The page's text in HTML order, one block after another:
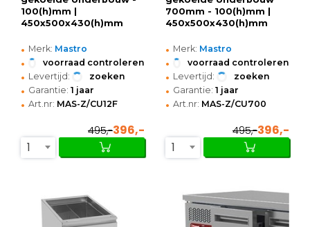
100(h)mm |
450x500x430(h)mm
• Merk: Mastro
• voorraad controleren
• Levertijd: zoeken
• Garantie: 1 jaar
• Art.nr: MAS-Z/CU12F
495,-396,-
1
700mm - 100(h)mm |
450x500x430(h)mm
• Merk: Mastro
• voorraad controleren
• Levertijd: zoeken
• Garantie: 1 jaar
• Art.nr: MAS-Z/CU700
495,-396,-
1